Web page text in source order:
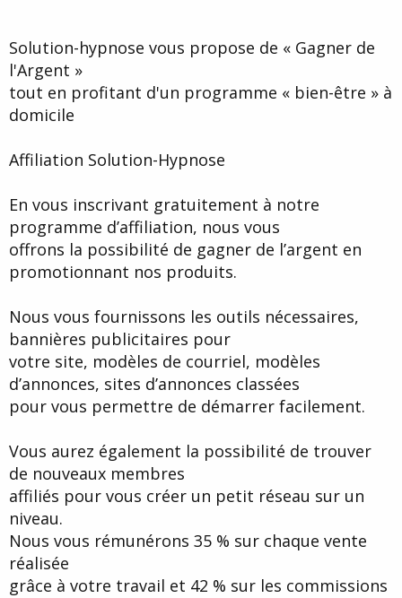
Solution-hypnose vous propose de « Gagner de
l'Argent »
tout en profitant d'un programme « bien-être » à
domicile
Affiliation Solution-Hypnose
En vous inscrivant gratuitement à notre
programme d’affiliation, nous vous
offrons la possibilité de gagner de l’argent en
promotionnant nos produits.
Nous vous fournissons les outils nécessaires,
bannières publicitaires pour
votre site, modèles de courriel, modèles
d’annonces, sites d’annonces classées
pour vous permettre de démarrer facilement.
Vous aurez également la possibilité de trouver
de nouveaux membres
affiliés pour vous créer un petit réseau sur un
niveau.
Nous vous rémunérons 35 % sur chaque vente
réalisée
grâce à votre travail et 42 % sur les commissions